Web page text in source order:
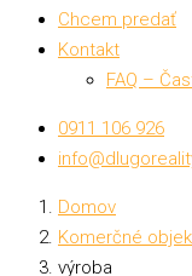
Chcem predať
Kontakt
FAQ –
0911 106 926
Domov
Komerčné
výroba